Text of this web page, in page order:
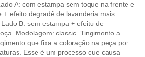
A: com estampa sem toque na frente e
+ efeito degradê de lavanderia mais
B: sem estampa + efeito de
Modelagem: classic. Tingimento a
que fixa a coloração na peça por
Esse é um processo que causa